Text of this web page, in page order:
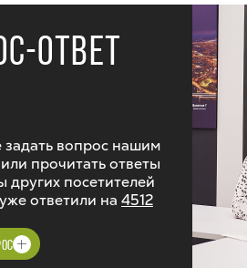
ОТВЕТ
вопрос нашим
прочитать ответы
других посетителей
ответили на 4512